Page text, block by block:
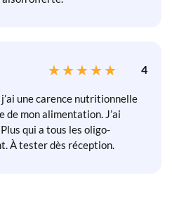
4
j’ai une carence nutritionnelle
de mon alimentation. J’ai
qui a tous les oligo-
À tester dès réception.